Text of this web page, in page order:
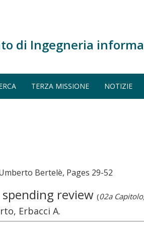
di Ingegneria
TERZA MISSIONE NOTIZIE
Bertelè, Pages 29-52
review (02a
Erbacci A.